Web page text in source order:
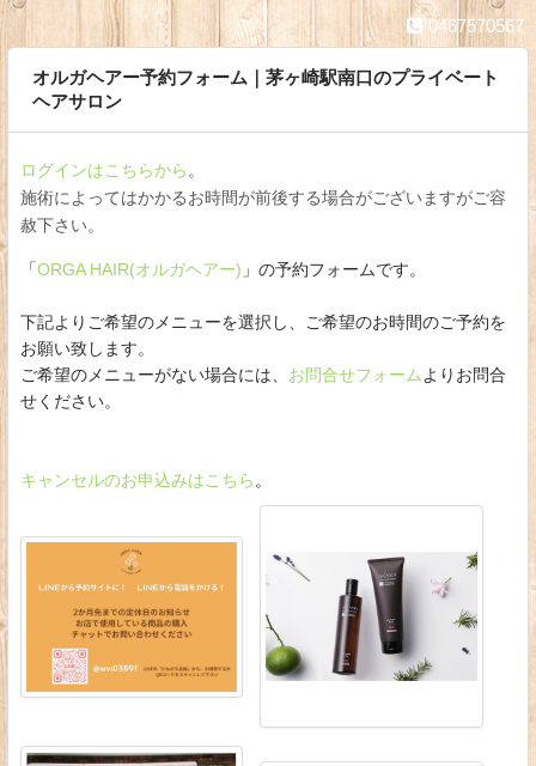
0467570567
オルガヘアー予約フォーム｜茅ヶ崎駅南口のプライベート
ヘアサロン
ログインはこちらから 。
施術によってはかかるお時間が前後する場合がございますがご容
赦下さい。
「ORGA HAIR(オルガヘアー) 」の予約フォームです。
下記よりご希望のメニューを選択し、ご希望のお時間のご予約を
お願い致します。
ご希望のメニューがない場合には、 お問合せフォーム よりお問合
せください。
キャンセルのお申込みはこちら 。